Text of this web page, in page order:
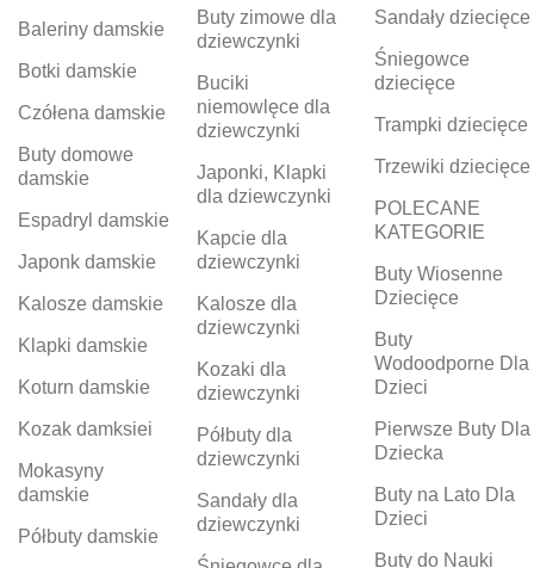
Baleriny damskie
Botki damskie
Czółena damskie
Buty domowe
damskie
Espadryl damskie
Japonk damskie
Kalosze damskie
Klapki damskie
Koturn damskie
Kozak damksiei
Mokasyny
damskie
Półbuty damskie
Buty zimowe dla
dziewczynki
Buciki
niemowlęce dla
dziewczynki
Japonki, Klapki
dla dziewczynki
Kapcie dla
dziewczynki
Kalosze dla
dziewczynki
Kozaki dla
dziewczynki
Półbuty dla
dziewczynki
Sandały dla
dziewczynki
Sandały dziecięce
Śniegowce
dziecięce
Trampki dziecięce
Trzewiki dziecięce
POLECANE
KATEGORIE
Buty Wiosenne
Dziecięce
Buty
Wodoodporne Dla
Dzieci
Pierwsze Buty Dla
Dziecka
Buty na Lato Dla
Dzieci
Buty do Nauki